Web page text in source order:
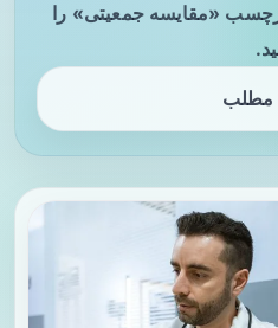
«مقایسه جمعیتی» را